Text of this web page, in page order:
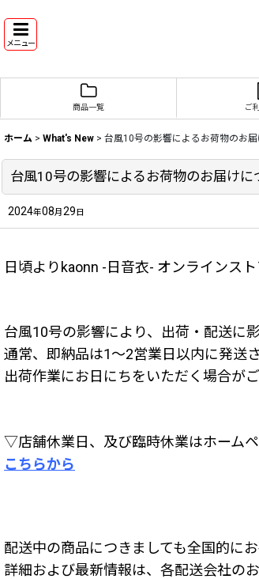
メニュー
商品一覧 ご
ホーム > What's New > 台風10号の影響によるお荷物のお届
台風10号の影響によるお荷物のお届けに
2024年08月29日
日頃よりkaonn -日音衣- オンラインス
台風10号の影響により、出荷・配送に
通常、即納品は1～2営業日以内に発送
出荷作業にお日にちをいただく場合がご
▽店舗休業日、及び臨時休業はホーム
こちらから
配送中の商品につきましても全国的に
詳細および最新情報は、各配送会社の